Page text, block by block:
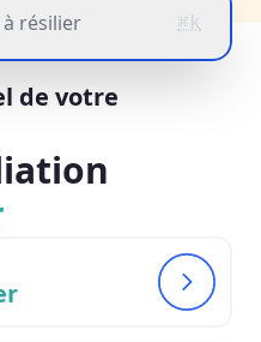
résilier ⌘k
de votre